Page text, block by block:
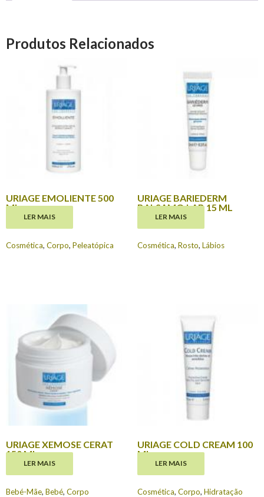
Produtos Relacionados
URIAGE EMOLIENTE 500
ML
28.95
LER MAIS
Cosmética, Corpo, Peleatópica
URIAGE BARIEDERM
BALSAMO LAB 15 ML
9.85
LER MAIS
Cosmética, Rosto, Lábios
URIAGE XEMOSE CERAT
150 ML
23.30
LER MAIS
Bebé-Mãe, Bebé, Corpo
URIAGE COLD CREAM 100
ML
16.59
LER MAIS
Cosmética, Corpo, Hidratação